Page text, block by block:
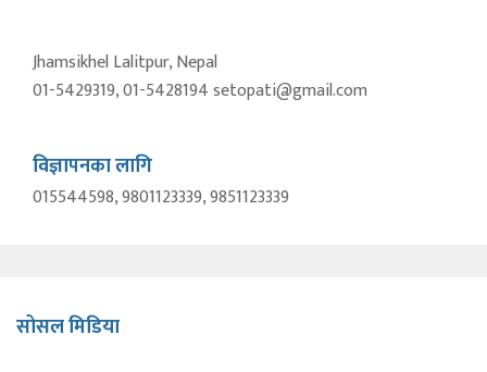
Jhamsikhel Lalitpur, Nepal
01-5429319, 01-5428194 setopati@gmail.com
विज्ञापनका लागि
015544598, 9801123339, 9851123339
सोसल मिडिया